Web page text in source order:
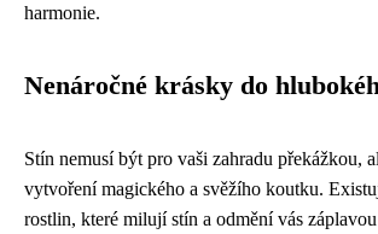
harmonie.
Nenáročné krásky do
Stín nemusí být pro vaši zahradu překážkou,
vytvoření magického a svěžího koutku.
rostlin, které milují stín a odmění vás